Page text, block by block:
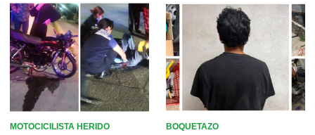
MOTOCICILISTA HERIDO BOQUETAZO